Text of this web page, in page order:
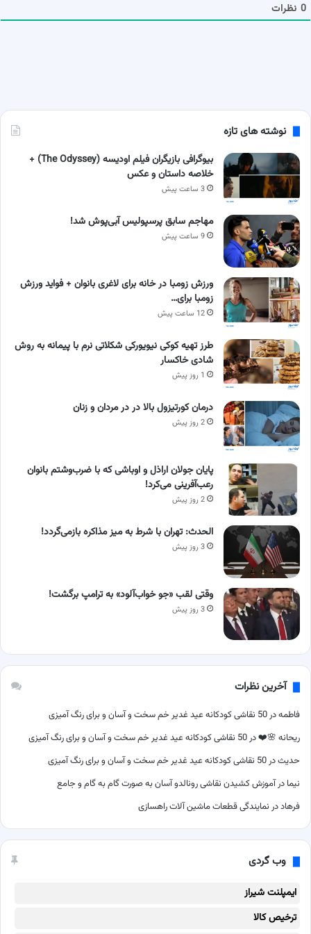
0 نظرات
نوشته های تازه
بیوگرافی بازیگران فیلم اودیسه (The Odyssey) +
خلاصه داستان و عکس
3 ساعت پیش
مهاجم سابق پرسپولیس آبی‌پوش شد!
9 ساعت پیش
ورزش زومبا در خانه برای لاغری بانوان + فواید ورزش
زومبا برای…
12 ساعت پیش
طرز تهیه کوکی نیویورکی شکلاتی نرم با پیمانه به روش
شادی خاکسار
1 روز پیش
درمان کورتیزول بالا در در مردان و زنان
2 روز پیش
پایان جولان اراذل و اوباشی که با ضرب‌وشتم بانوان
رعب‌آفرینی می‌کرد!
2 روز پیش
الحدث: تهران با شرط به میز مذاکره بازمی‌گردد!
3 روز پیش
وقتی لقب «جو خواب‌آلود» به ترامپ برگشت!
3 روز پیش
آخرین نظرات
فاطمهدر50 نقاشی کودکانه عید غدیر خم سخت و آسان و برای رنگ آمیزی
ریحانه 🌸❤️در50 نقاشی کودکانه عید غدیر خم سخت و آسان و برای رنگ آمیزی
حدیثدر50 نقاشی کودکانه عید غدیر خم سخت و آسان و برای رنگ آمیزی
نیما درآموزش کشیدن نقاشی رونالدو آسان به صورت گام به گام و جامع
فرهاددر نمایندگی قطعات ماشین آلات راهسازی
وب گردی
ایمپلنت شیراز
ترخیص کالا